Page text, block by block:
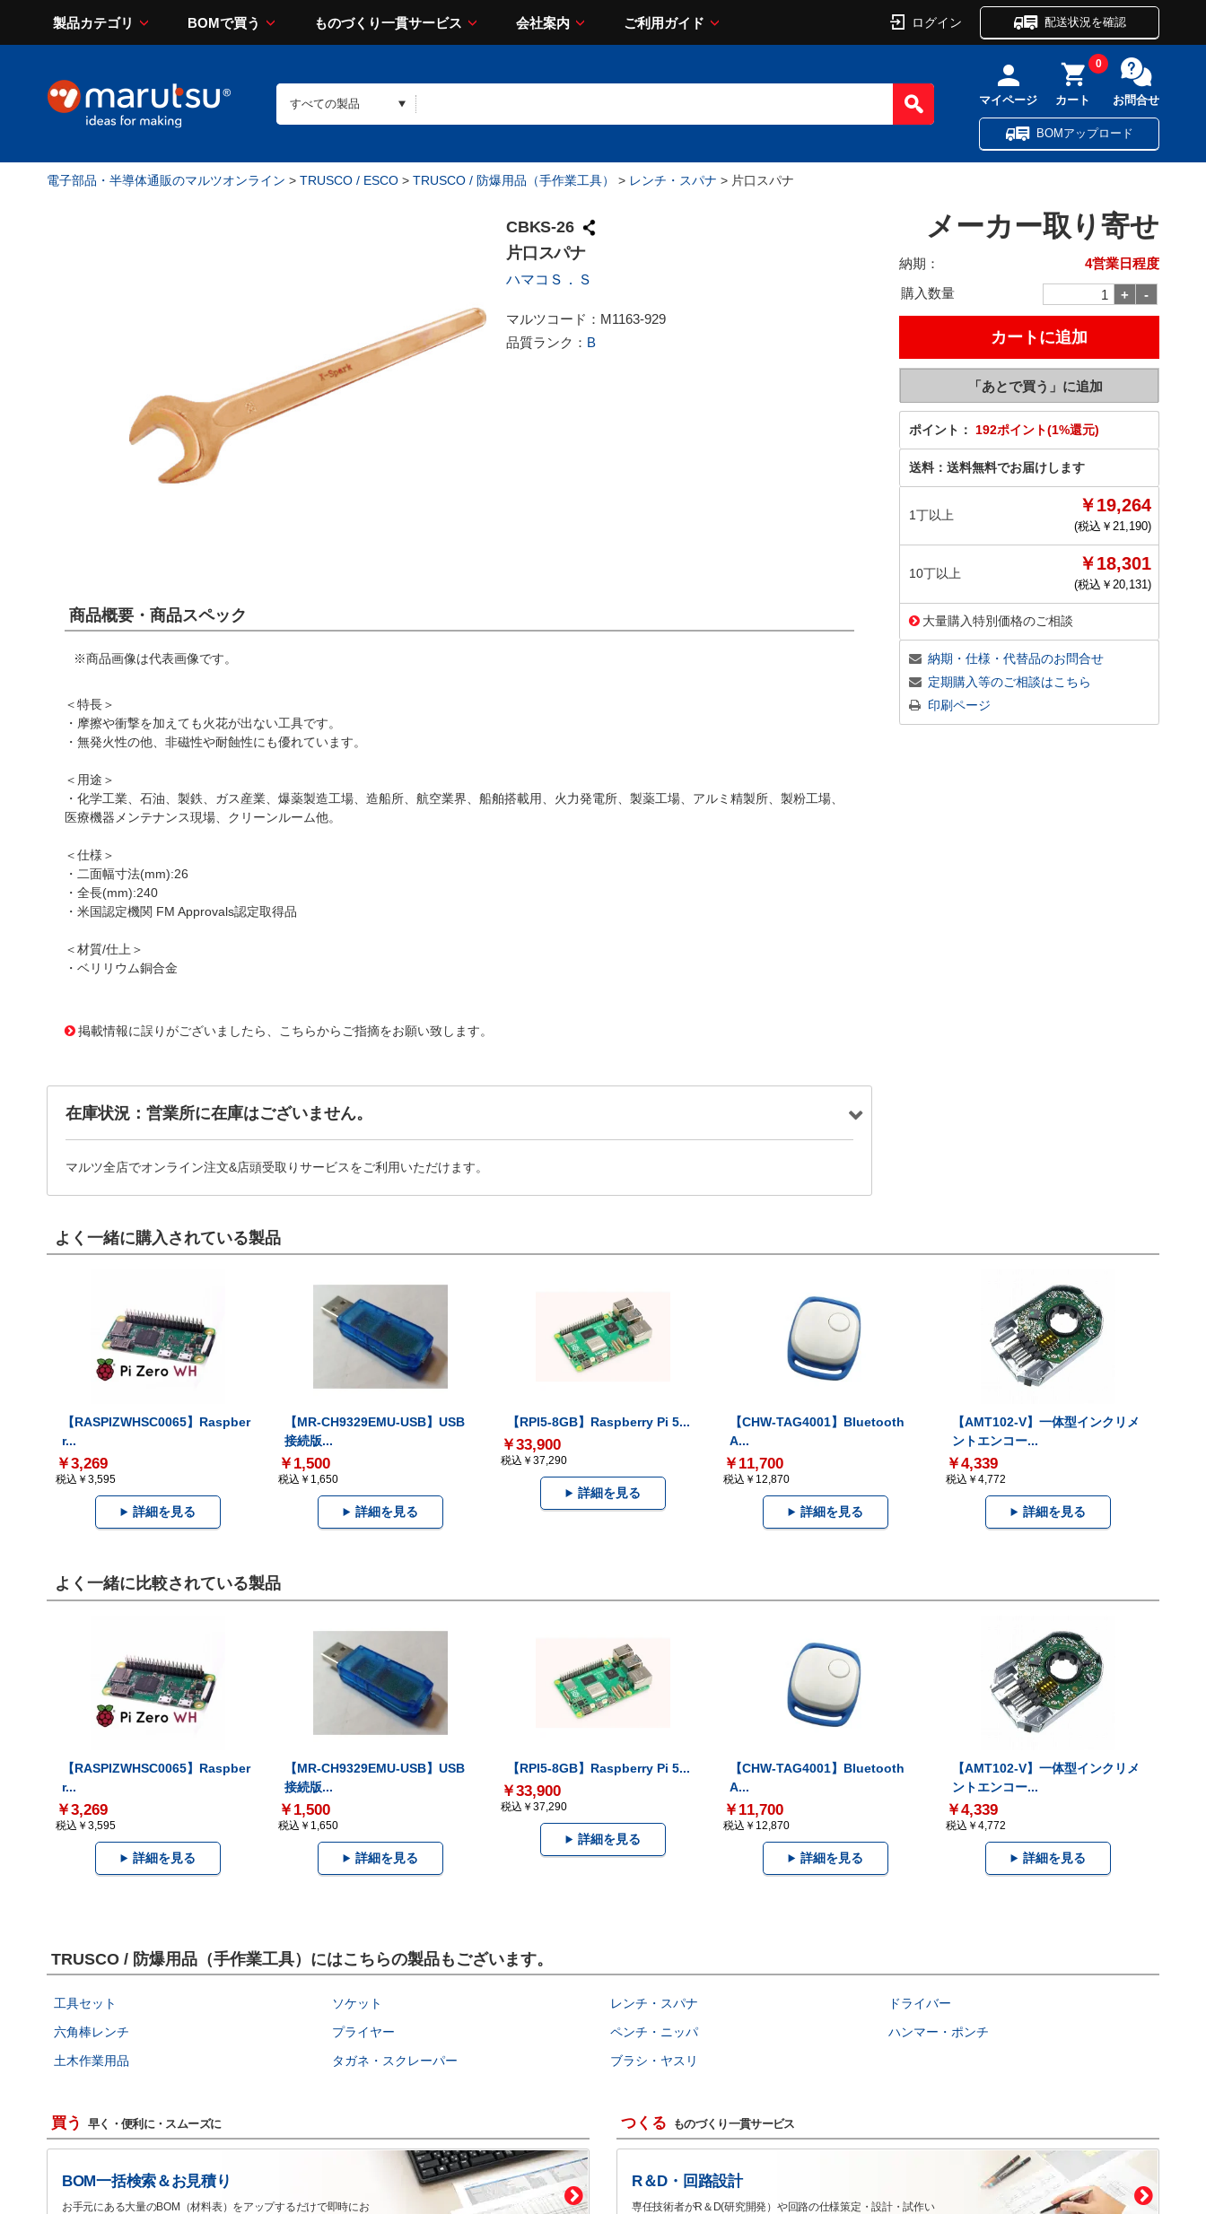
製品カテゴリ BOMで買う ものづくり一貫サービス 会社案内 ご利用ガイド ログイン 配送状況を確認
マイページ カート
0
お問合せ
BOMアップロード
電子部品・半導体通販のマルツオンライン > TRUSCO / ESCO > TRUSCO / 防爆用品（手作業工具） > レンチ・スパナ > 片口スパナ
CBKS-26
片口スパナ
ハマコＳ．Ｓ
マルツコード： M1163-929
品質ランク： B
メーカー取り寄せ
納期：
4営業日程度
購入数量
ポイント： 192ポイント(1%還元)
送料： 送料無料でお届けします
1丁以上 ￥19,264
(税込￥ 21,190)
10丁以上 ￥18,301
(税込￥ 20,131)
大量購入特別価格のご相談
納期・仕様・代替品のお問合せ
定期購入等のご相談はこちら
印刷ページ
商品概要・商品スペック
※商品画像は代表画像です。
＜特長＞
・摩擦や衝撃を加えても火花が出ない工具です。
・無発火性の他、非磁性や耐蝕性にも優れています。
＜用途＞
・化学工業、石油、製鉄、ガス産業、爆薬製造工場、造船所、航空業界、船舶搭載用、火力発電所、製薬工場、アルミ精製所、製粉工場、
医療機器メンテナンス現場、クリーンルーム他。
＜仕様＞
・二面幅寸法(mm):26
・全長(mm):240
・米国認定機関 FM Approvals認定取得品
＜材質/仕上＞
・ベリリウム銅合金
掲載情報に誤りがございましたら、こちらからご指摘をお願い致します。
在庫状況：営業所に在庫はございません。
マルツ全店でオンライン注文&店頭受取りサービスをご利用いただけます。
よく一緒に購入されている製品
【RASPIZWHSC0065】Raspber
r...
￥3,269
税込￥3,595
詳細を見る
【MR-CH9329EMU-USB】USB
接続版...
￥1,500
税込￥1,650
詳細を見る
【RPI5-8GB】Raspberry Pi 5...
￥33,900
税込￥37,290
詳細を見る
【CHW-TAG4001】Bluetooth
A...
￥11,700
税込￥12,870
詳細を見る
【AMT102-V】一体型インクリメ
ントエンコー...
￥4,339
税込￥4,772
詳細を見る
よく一緒に比較されている製品
【RASPIZWHSC0065】Raspber
r...
￥3,269
税込￥3,595
詳細を見る
【MR-CH9329EMU-USB】USB
接続版...
￥1,500
税込￥1,650
詳細を見る
【RPI5-8GB】Raspberry Pi 5...
￥33,900
税込￥37,290
詳細を見る
【CHW-TAG4001】Bluetooth
A...
￥11,700
税込￥12,870
詳細を見る
【AMT102-V】一体型インクリメ
ントエンコー...
￥4,339
税込￥4,772
詳細を見る
TRUSCO / 防爆用品（手作業工具）にはこちらの製品もございます。
工具セット ソケット レンチ・スパナ
ドライバー
六角棒レンチ
プライヤー ペンチ・ニッパ
ハンマー・ポンチ
土木作業用品
タガネ・スクレーパー ブラシ・ヤスリ
買う 早く・便利に・スムーズに
BOM一括検索＆お見積り
お手元にある大量のBOM（材料表）をアップするだけで即時にお
つくる ものづくり一貫サービス
R＆D・回路設計
専任技術者がR＆D(研究開発）や回路の仕様策定・設計・試作い